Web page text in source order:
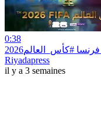
0:38
Riyadapress
il y a 3 semaines